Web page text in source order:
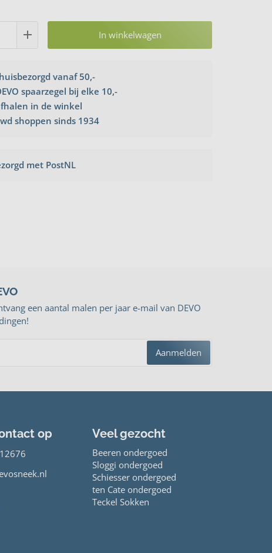
In winkelwagen
vanaf 50,-
spaarzegel bij elke 10,-
in de winkel
shoppen sinds 1934
met PostNL
een aantal malen per jaar e-mail van DEVO
Aanmelden
op Veel gezocht
Beeren ondergoed
Sloggi ondergoed
Schiesser ondergoed
ten Cate ondergoed
Teckel Sokken